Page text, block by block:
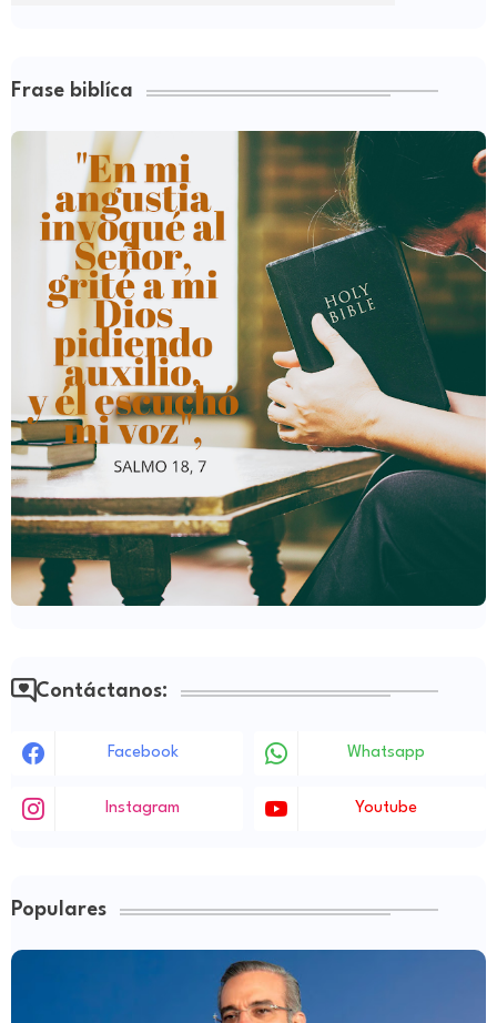
Frase biblíca
Contáctanos:
Facebook Whatsapp
Instagram Youtube
Populares